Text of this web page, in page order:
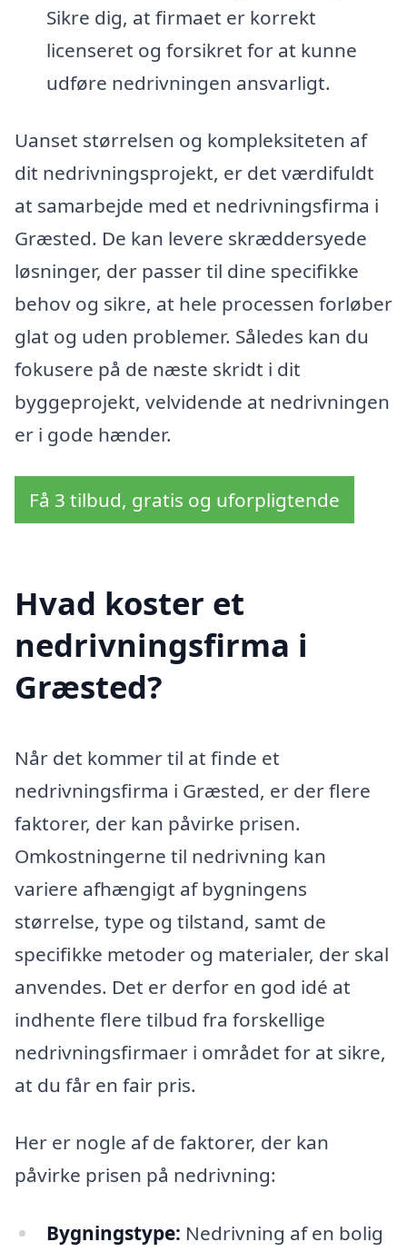
Sikre dig, at firmaet er korrekt
licenseret og forsikret for at kunne
udføre nedrivningen ansvarligt.
Uanset størrelsen og kompleksiteten af
dit nedrivningsprojekt, er det værdifuldt
at samarbejde med et nedrivningsfirma i
Græsted. De kan levere skræddersyede
løsninger, der passer til dine specifikke
behov og sikre, at hele processen forløber
glat og uden problemer. Således kan du
fokusere på de næste skridt i dit
byggeprojekt, velvidende at nedrivningen
er i gode hænder.
Få 3 tilbud, gratis og uforpligtende
Hvad koster et
nedrivningsfirma i
Græsted?
Når det kommer til at finde et
nedrivningsfirma i Græsted, er der flere
faktorer, der kan påvirke prisen.
Omkostningerne til nedrivning kan
variere afhængigt af bygningens
størrelse, type og tilstand, samt de
specifikke metoder og materialer, der skal
anvendes. Det er derfor en god idé at
indhente flere tilbud fra forskellige
nedrivningsfirmaer i området for at sikre,
at du får en fair pris.
Her er nogle af de faktorer, der kan
påvirke prisen på nedrivning:
Bygningstype: Nedrivning af en bolig